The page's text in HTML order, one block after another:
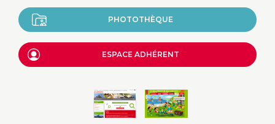
PHOTOTHÈQUE
ESPACE ADHÉRENT